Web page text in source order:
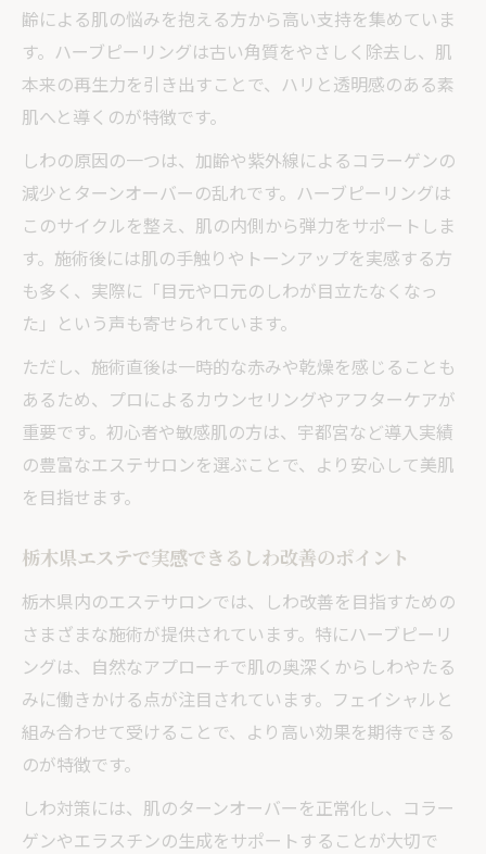
齢による肌の悩みを抱える方から高い支持を集めていま
す。ハーブピーリングは古い角質をやさしく除去し、肌
本来の再生力を引き出すことで、ハリと透明感のある素
肌へと導くのが特徴です。
しわの原因の一つは、加齢や紫外線によるコラーゲンの
減少とターンオーバーの乱れです。ハーブピーリングは
このサイクルを整え、肌の内側から弾力をサポートしま
す。施術後には肌の手触りやトーンアップを実感する方
も多く、実際に「目元や口元のしわが目立たなくなっ
た」という声も寄せられています。
ただし、施術直後は一時的な赤みや乾燥を感じることも
あるため、プロによるカウンセリングやアフターケアが
重要です。初心者や敏感肌の方は、宇都宮など導入実績
の豊富なエステサロンを選ぶことで、より安心して美肌
を目指せます。
栃木県エステで実感できるしわ改善のポイント
栃木県内のエステサロンでは、しわ改善を目指すための
さまざまな施術が提供されています。特にハーブピーリ
ングは、自然なアプローチで肌の奥深くからしわやたる
みに働きかける点が注目されています。フェイシャルと
組み合わせて受けることで、より高い効果を期待できる
のが特徴です。
しわ対策には、肌のターンオーバーを正常化し、コラー
ゲンやエラスチンの生成をサポートすることが大切で